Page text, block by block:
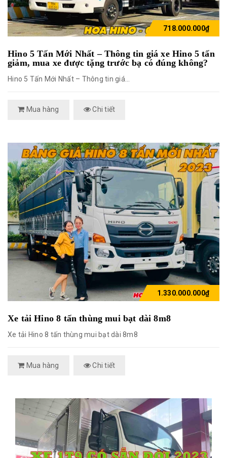
718.000.000₫
Hino 5 Tấn Mới Nhất – Thông tin giá xe Hino 5 tấn
giảm, mua xe được tặng trước bạ có đúng không?
Hino 5 Tấn Mới Nhất – Thông tin giá...
Mua hàng Chi tiết
1.330.000.000₫
Xe tải Hino 8 tấn thùng mui bạt dài 8m8
Xe tải Hino 8 tấn thùng mui bạt dài 8m8
Mua hàng Chi tiết